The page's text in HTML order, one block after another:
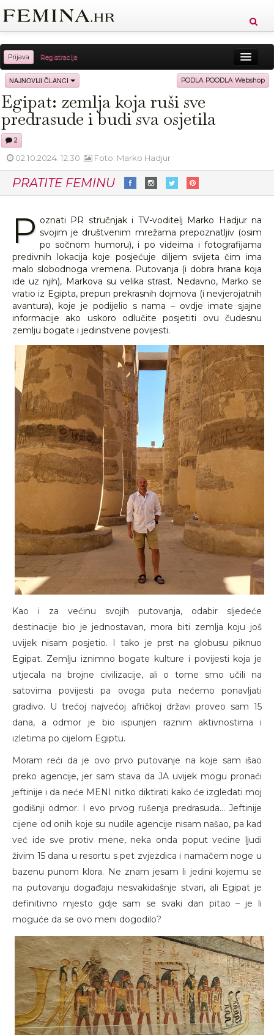
Prijava Registracija
Sreća Zdravlje Vitkost
Moda Ljubav Relax Putovanja
Cool
NAJNOVIJI ČLANCI PODLA POODLA Webshop
Egipat: zemlja koja ruši sve
predrasude i budi sva osjetila
2
02.10.2024. 12:30 Foto: Marko Hadjur
PRATITE FEMINU
P oznati PR stručnjak i TV-voditelj Marko Hadjur na
svojim je društvenim mrežama prepoznatljiv (osim
po sočnom humoru), i po videima i fotografijama
predivnih lokacija koje posjećuje diljem svijeta čim ima
malo slobodnoga vremena. Putovanja (i dobra hrana koja
ide uz njih), Markova su velika strast. Nedavno, Marko se
vratio iz Egipta, prepun prekrasnih dojmova (i nevjerojatnih
avantura), koje je podijelio s nama – ovdje imate sjajne
informacije ako uskoro odlučite posjetiti ovu čudesnu
zemlju bogate i jedinstvene povijesti.
Kao i za većinu svojih putovanja, odabir sljedeće
destinacije bio je jednostavan, mora biti zemlja koju još
uvijek nisam posjetio. I tako je prst na globusu piknuo
Egipat. Zemlju iznimno bogate kulture i povijesti koja je
utjecala na brojne civilizacije, ali o tome smo učili na
satovima povijesti pa ovoga puta nećemo ponavljati
gradivo. U trećoj najvećoj afričkoj državi proveo sam 15
dana, a odmor je bio ispunjen raznim aktivnostima i
izletima po cijelom Egiptu.
Moram reći da je ovo prvo putovanje na koje sam išao
preko agencije, jer sam stava da JA uvijek mogu pronaći
jeftinije i da neće MENI nitko diktirati kako će izgledati moj
godišnji odmor. I evo prvog rušenja predrasuda... Jeftinije
cijene od onih koje su nudile agencije nisam našao, pa kad
već ide sve protiv mene, neka onda poput većine ljudi
živim 15 dana u resortu s pet zvjezdica i namačem noge u
bazenu punom klora. Ne znam jesam li jedini kojemu se
na putovanju događaju nesvakidašnje stvari, ali Egipat je
definitivno mjesto gdje sam se svaki dan pitao – je li
moguće da se ovo meni dogodilo?